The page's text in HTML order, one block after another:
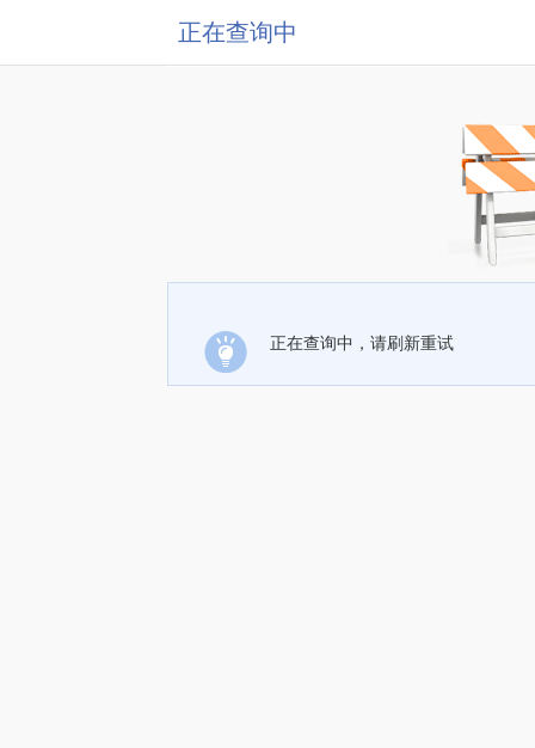
正在查询中
正在查询中，请刷新重试